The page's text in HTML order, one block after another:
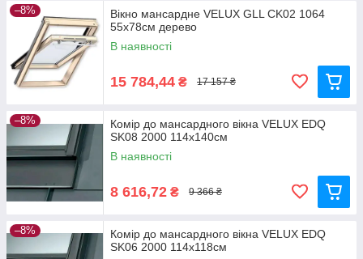
–8%
Вікно мансардне VELUX GLL CK02 1064
55х78см дерево
В наявності
15 784,44 ₴ 17 157 ₴
–8%
Комір до мансардного вікна VELUX EDQ
SK08 2000 114x140см
В наявності
8 616,72 ₴ 9 366 ₴
–8%
Комір до мансардного вікна VELUX EDQ
SK06 2000 114x118см